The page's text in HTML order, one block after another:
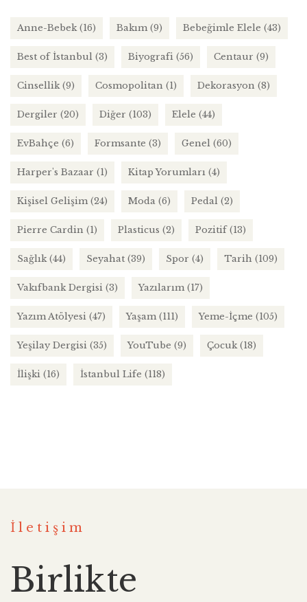
Anne-Bebek(16) Bakım (9) Bebeğimle Elele (43)
Best of İstanbul (3) Biyografi (56) Centaur (9)
Cinsellik(9) Cosmopolitan (1) Dekorasyon (8)
Dergiler (20) Diğer (103) Elele (44)
EvBahçe (6) Formsante (3) Genel (60)
Harper's Bazaar (1) Kitap Yorumları (4)
Kişisel Gelişim (24) Moda (6) Pedal (2)
Pierre Cardin (1) Plasticus (2) Pozitif(13)
Sağlık(44) Seyahat (39) Spor (4) Tarih (109)
Vakıfbank Dergisi (3) Yazılarım (17)
Yazım Atölyesi (47) Yaşam (111) Yeme-İçme (105)
Yeşilay Dergisi (35) YouTube (9) Çocuk(18)
İlişki (16) İstanbul Life (118)
İletişim
Birlikte